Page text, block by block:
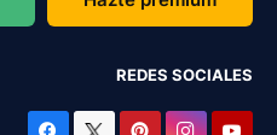
REDES SOCIALES